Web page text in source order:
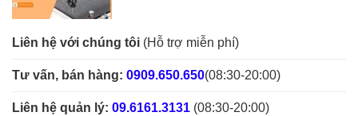
Liên hệ với chúng tôi (Hỗ trợ miễn phí)
Tư vấn, bán hàng: 0909.650.650(08:30-20:00)
Liên hệ quản lý: 09.6161.3131 (08:30-20:00)